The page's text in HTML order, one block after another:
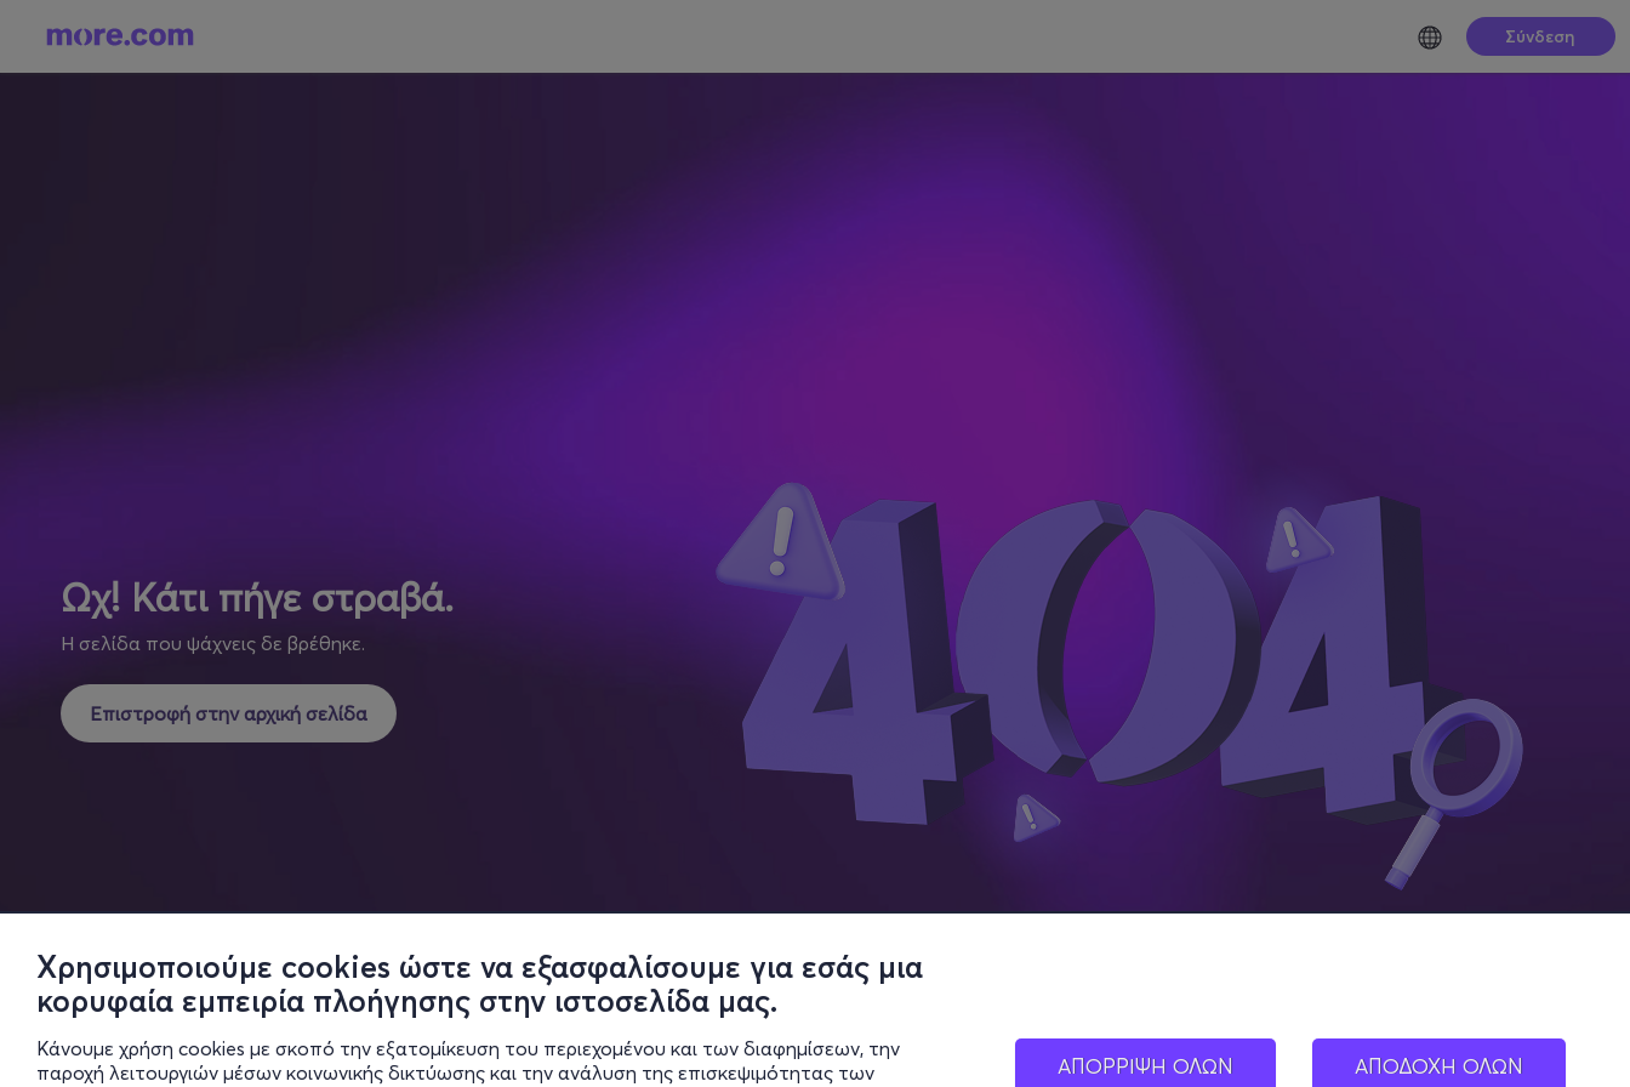
Χρησιμοποιούμε cookies ώστε να εξασφαλίσουμε για εσάς μια
κορυφαία εμπειρία πλοήγησης στην ιστοσελίδα μας.
Κάνουμε χρήση cookies με σκοπό την εξατομίκευση του περιεχομένου και των διαφημίσεων, την
παροχή λειτουργιών μέσων κοινωνικής δικτύωσης και την ανάλυση της επισκεψιμότητας των
ΑΠΟΡΡΙΨΗ ΟΛΩΝ ΑΠΟΔΟΧΗ ΟΛΩΝ
Σύνδεση
Ωχ! Κάτι πήγε στραβά.
Η σελίδα που ψάχνεις δε βρέθηκε.
Επιστροφή στην αρχική σελίδα